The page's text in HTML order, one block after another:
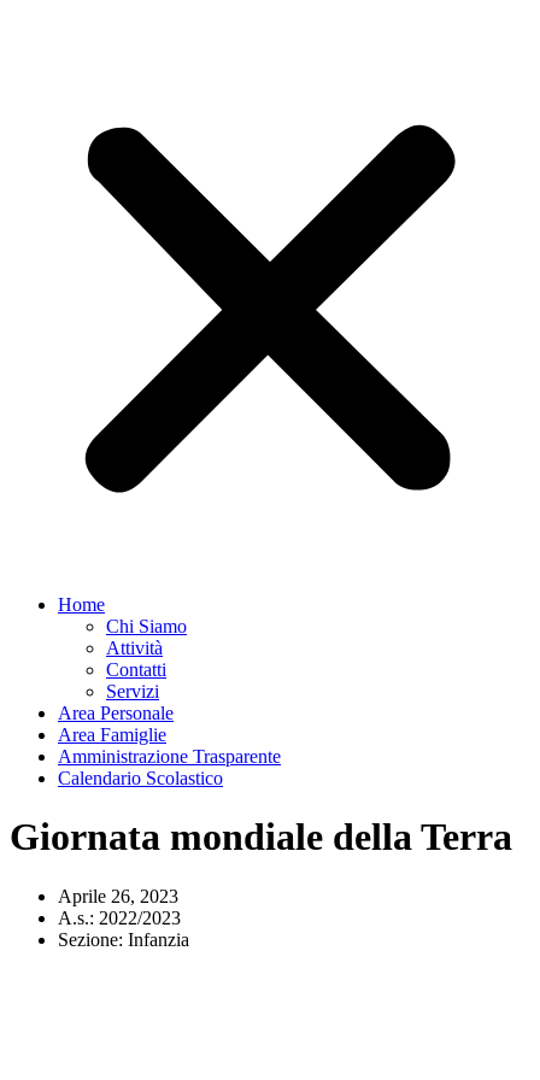
Home
Chi Siamo
Attività
Contatti
Servizi
Area Personale
Area Famiglie
Amministrazione Trasparente
Calendario Scolastico
Giornata mondiale della Terra
Aprile 26, 2023
A.s.: 2022/2023
Sezione: Infanzia